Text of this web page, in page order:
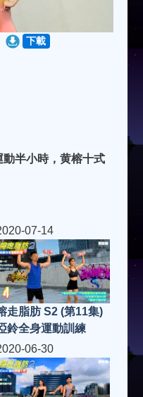
下載
動半小時，黄榕十式
07-14
走脂肪 S2 (第11集)
鈴全身運動訓練
06-30